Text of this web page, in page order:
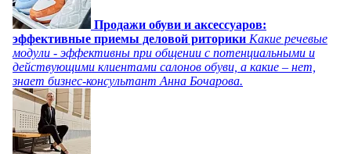
Продажи обуви и аксессуаров:
эффективные приемы деловой риторики Какие речевые
модули - эффективны при общении с потенциальными и
действующими клиентами салонов обуви, а какие – нет,
знает бизнес-консультант Анна Бочарова.